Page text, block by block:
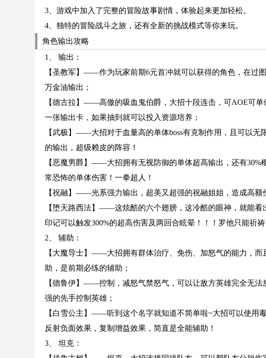
3、游戏中加入了完整的冒险故事剧情，体验起来更加轻松。
4、独特的冒险战斗之旅，还有全新的挑战模式等你来玩。
角色输出攻略
1、 输出：
【圣教军】——作为玩家前期6元首冲就可以获得的角色，在过
万金油输出；
【德古拉】——高傲的吸血鬼伯爵，大招十段连击，可AOE可
一张输出卡，如果抽到就可以投入资源培养；
【武极】——大招对于血量高的单体boss有克制作用，且可以
的输出，超级赖皮的阵容！
【恶魔男爵】——大招拥有无视防御的单体超高输出，还有
常恐怖的单体伤害！一拳超人！
【祝融】——光系强力输出，超美又超强的祝融姐姐，造成高额
【堕天路西法】——这炫酷的六个翅膀，这冷酷的眼神，就能
印记可以触发300%的超高伤害及两回合眩晕！！！罗他只能祈
2、 辅助：
【大魔导士】——大招拥有群体治疗、免伤、加怒气的能力，
助，是前期必练的辅助；
【德鲁伊】——控制，减怒气禁怒气，可以让敌方英雄完全无
强的先手控制英雄；
【白雪公主】——听到这个名字就知道不简单啦~大招可以使用
反射负面效果，复制增益效果，简直是全能辅助！
3、 坦克：